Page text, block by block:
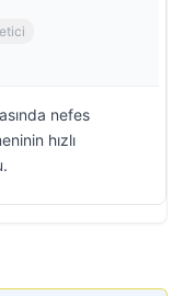
nefes
hızlı